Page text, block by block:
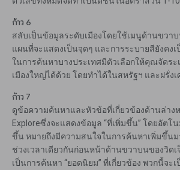
ก้าว 6
สลับเป็นข้อมูลระดับเมืองโดยใช้เมนูด้านขวา
แผนที่จะแสดงเป็นจุดๆ และการระบายสียังคง
ในการค้นหาบางประเทศมีตัวเลือกให้คุณจัดร
เมืองใหญ่ได้ด้วย โดยทำได้ในสหรัฐฯ และฝรั่ง
ก้าว 7
ดูข้อความค้นหาและหัวข้อที่เกี่ยวข้องด้านล่าง
Exploreซึ่งจะแสดงข้อมูล “ที่เพิ่มขึ้น” โดยอัตโ
ขึ้น หมายถึงมีความสนใจในการค้นหาเพิ่มขึ้นม
ช่วงเวลาเดียวกันก่อนหน้าด้านขวาบนของวิด
เป็นการค้นหา “ยอดนิยม” ที่เกี่ยวข้อง พวกนี้จะ